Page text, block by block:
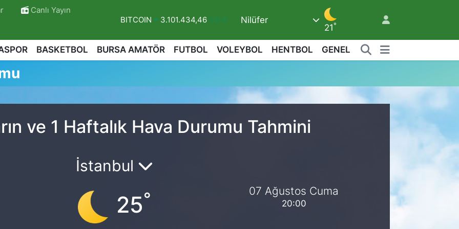
Canlı Yayın
BITCOIN 3.101.434,46 %0.87
DOLAR
47,7436 %0.18
Nilüfer
21°
BASKETBOL BURSA AMATÖR FUTBOL VOLEYBOL HENTBOL GENEL
ve 1 Haftalık Hava Durumu Tahmini
İstanbul
25° 07 Ağustos Cuma
20:00